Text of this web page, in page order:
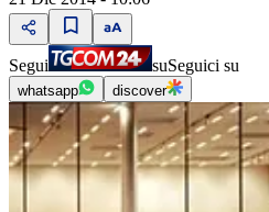
Segui suSeguici su
whatsapp discover